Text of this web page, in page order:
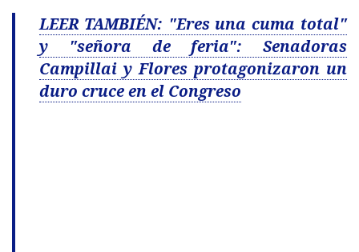
LEER TAMBIÉN: "Eres una cuma total"
y "señora de feria": Senadoras
Campillai y Flores protagonizaron un
duro cruce en el Congreso